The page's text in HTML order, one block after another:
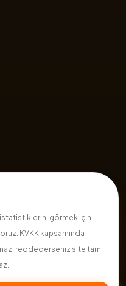
görmek için
KVKK kapsamında
reddederseniz site tam